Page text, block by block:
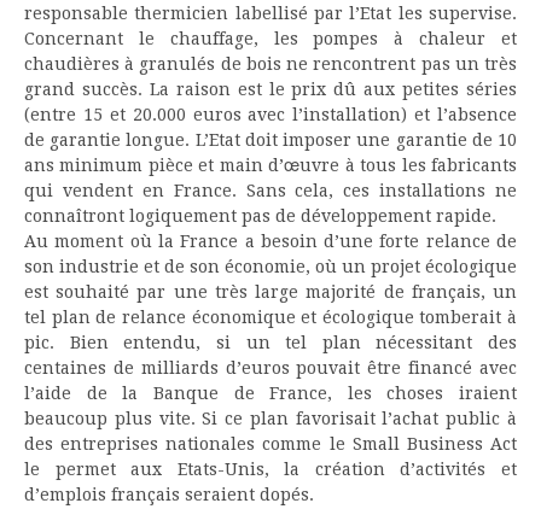
responsable thermicien labellisé par l’Etat les supervise.
Concernant le chauffage, les pompes à chaleur et
chaudières à granulés de bois ne rencontrent pas un très
grand succès. La raison est le prix dû aux petites séries
(entre 15 et 20.000 euros avec l’installation) et l’absence
de garantie longue. L’Etat doit imposer une garantie de 10
ans minimum pièce et main d’œuvre à tous les fabricants
qui vendent en France. Sans cela, ces installations ne
connaîtront logiquement pas de développement rapide.
Au moment où la France a besoin d’une forte relance de
son industrie et de son économie, où un projet écologique
est souhaité par une très large majorité de français, un
tel plan de relance économique et écologique tomberait à
pic. Bien entendu, si un tel plan nécessitant des
centaines de milliards d’euros pouvait être financé avec
l’aide de la Banque de France, les choses iraient
beaucoup plus vite. Si ce plan favorisait l’achat public à
des entreprises nationales comme le Small Business Act
le permet aux Etats-Unis, la création d’activités et
d’emplois français seraient dopés.